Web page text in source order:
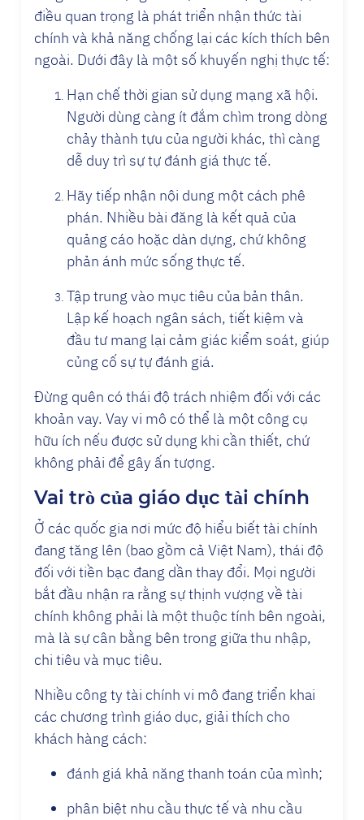
điều quan trọng là phát triển nhận thức tài
chính và khả năng chống lại các kích thích bên
ngoài. Dưới đây là một số khuyến nghị thực tế:
Hạn chế thời gian sử dụng mạng xã hội.
Người dùng càng ít đắm chìm trong dòng
chảy thành tựu của người khác, thì càng
dễ duy trì sự tự đánh giá thực tế.
Hãy tiếp nhận nội dung một cách phê
phán. Nhiều bài đăng là kết quả của
quảng cáo hoặc dàn dựng, chứ không
phản ánh mức sống thực tế.
Tập trung vào mục tiêu của bản thân.
Lập kế hoạch ngân sách, tiết kiệm và
đầu tư mang lại cảm giác kiểm soát, giúp
củng cố sự tự đánh giá.
Đừng quên có thái độ trách nhiệm đối với các
khoản vay. Vay vi mô có thể là một công cụ
hữu ích nếu được sử dụng khi cần thiết, chứ
không phải để gây ấn tượng.
Vai trò của giáo dục tài chính
Ở các quốc gia nơi mức độ hiểu biết tài chính
đang tăng lên (bao gồm cả Việt Nam), thái độ
đối với tiền bạc đang dần thay đổi. Mọi người
bắt đầu nhận ra rằng sự thịnh vượng về tài
chính không phải là một thuộc tính bên ngoài,
mà là sự cân bằng bên trong giữa thu nhập,
chi tiêu và mục tiêu.
Nhiều công ty tài chính vi mô đang triển khai
các chương trình giáo dục, giải thích cho
khách hàng cách:
đánh giá khả năng thanh toán của mình;
phân biệt nhu cầu thực tế và nhu cầu